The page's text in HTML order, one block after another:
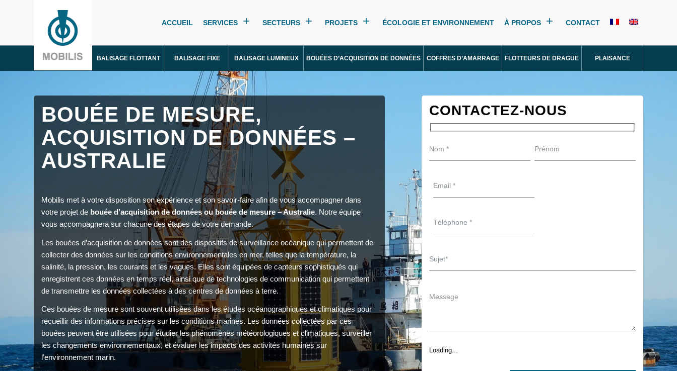
ACCUEIL SERVICES SECTEURS PROJETS ÉCOLOGIE ET ENVIRONNEMENT À PROPOS CONTACT
BALISAGE FLOTTANT BALISAGE FIXE BALISAGE LUMINEUX BOUÉES D’ACQUISITION DE DONNÉES COFFRES D’AMARRAGE FLOTTEURS DE DRAGUE PLAISANCE
BOUÉE DE MESURE,
ACQUISITION DE DONNÉES –
AUSTRALIE
Mobilis met à votre disposition son expérience et son savoir-faire afin de vous accompagner dans
votre projet de bouée d’acquisition de données ou bouée de mesure – Australie. Notre équipe
vous accompagnera sur chacune des étapes de votre demande.
Les bouées d’acquisition de données sont des dispositifs de surveillance océanique qui permettent de
collecter des données sur les conditions environnementales en mer, telles que la température, la
salinité, la pression, les courants et les vagues. Elles sont équipées de capteurs sophistiqués qui
enregistrent ces données en temps réel, ainsi que de technologies de communication qui permettent
de transmettre les données collectées à des centres de données à terre.
Ces bouées de mesure sont souvent utilisées dans les études océanographiques et climatiques pour
recueillir des informations précises sur les conditions marines. Les données collectées par ces
bouées peuvent être utilisées pour étudier les phénomènes météorologiques et climatiques, surveiller
les changements environnementaux, et évaluer les impacts des activités humaines sur
l’environnement marin.
CONTACTEZ-NOUS
Loading...